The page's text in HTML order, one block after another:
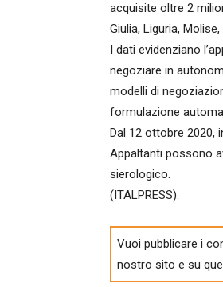
acquisite oltre 2
Giulia, Liguria,
I dati evidenziano
negoziare in
modelli di
formulazione
Dal 12 ottobre 2020,
Appaltanti possono
sierologico.
(ITALPRESS).
Vuoi pubblicare i
nostro sito e su